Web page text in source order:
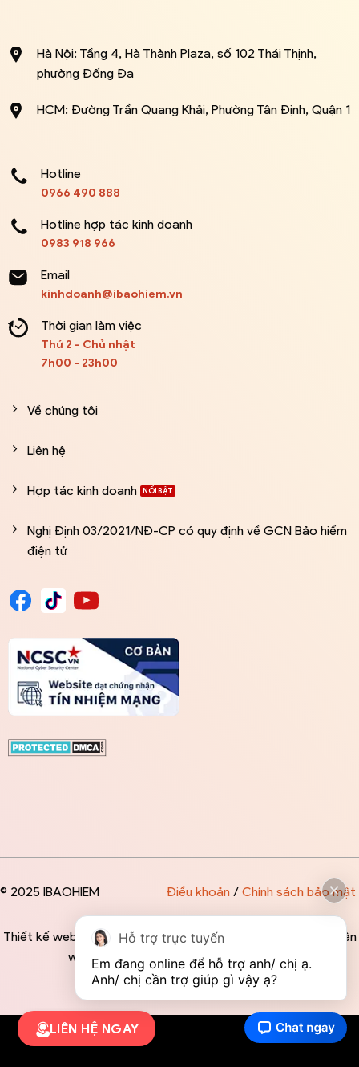
Hà Nội: Tầng 4, Hà Thành Plaza, số 102 Thái Thịnh,
phường Đống Đa
HCM: Đường Trần Quang Khải, Phường Tân Định, Quận 1
Hotline
0966 490 888
Hotline hợp tác kinh doanh
0983 918 966
Email
kinhdoanh@ibaohiem.vn
Thời gian làm việc
Thứ 2 - Chủ nhật
7h00 - 23h00
Về chúng tôi
Liên hệ
Hợp tác kinh doanh
Nghị Định 03/2021/NĐ-CP có quy định về GCN Bảo hiểm
điện tử
© 2025 IBAOHIEM
Thiết kế website độc quyền bởi IBAOHIEM - Mọi thông tin trên
website đều mang tính chất tham khảo
Điều khoản/ Chính sách bảo mật
LIÊN HỆ NGAY
Hỗ trợ trực tuyến
Em đang online để hỗ trợ anh/ chị ạ.
Anh/ chị cần trợ giúp gì vậy ạ?